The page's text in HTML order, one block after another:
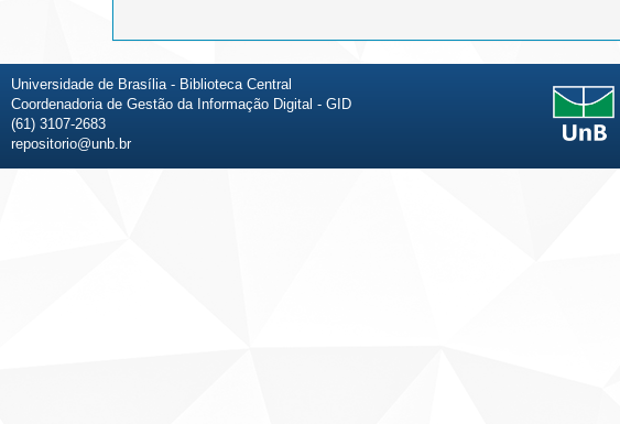
Universidade de Brasília - Biblioteca Central
Coordenadoria de Gestão da Informação Digital - GID
(61) 3107-2683
repositorio@unb.br